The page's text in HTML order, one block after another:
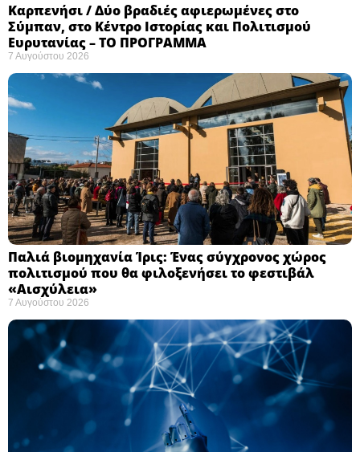
Καρπενήσι / Δύο βραδιές αφιερωμένες στο
Σύμπαν, στο Κέντρο Ιστορίας και Πολιτισμού
Ευρυτανίας – ΤΟ ΠΡΟΓΡΑΜΜΑ
7 Αυγούστου 2026
Παλιά βιομηχανία Ίρις: Ένας σύγχρονος χώρος
πολιτισμού που θα φιλοξενήσει το φεστιβάλ
«Αισχύλεια» ​
7 Αυγούστου 2026